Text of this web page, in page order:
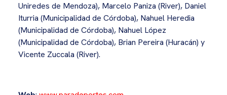
Uniredes de Mendoza), Marcelo Paniza (River), Daniel
Iturria (Municipalidad de Córdoba), Nahuel Heredia
(Municipalidad de Córdoba), Nahuel López
(Municipalidad de Córdoba), Brian Pereira (Huracán) y
Vicente Zuccala (River).